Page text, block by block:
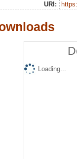
URI:
Loading...